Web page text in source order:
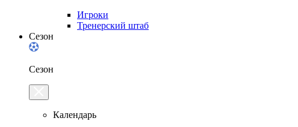
Игроки
Тренерский штаб
Сезон
Сезон
Календарь